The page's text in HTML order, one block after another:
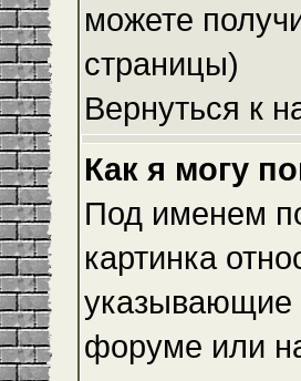
можете
страницы)
Вернуться к
Как я могу
Под именем
картинка
указывающие
форуме или